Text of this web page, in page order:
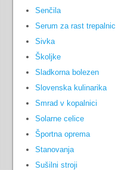
Senčila
Serum za rast trepalnic
Sivka
Školjke
Sladkorna bolezen
Slovenska kulinarika
Smrad v kopalnici
Solarne celice
Športna oprema
Stanovanja
Sušilni stroji